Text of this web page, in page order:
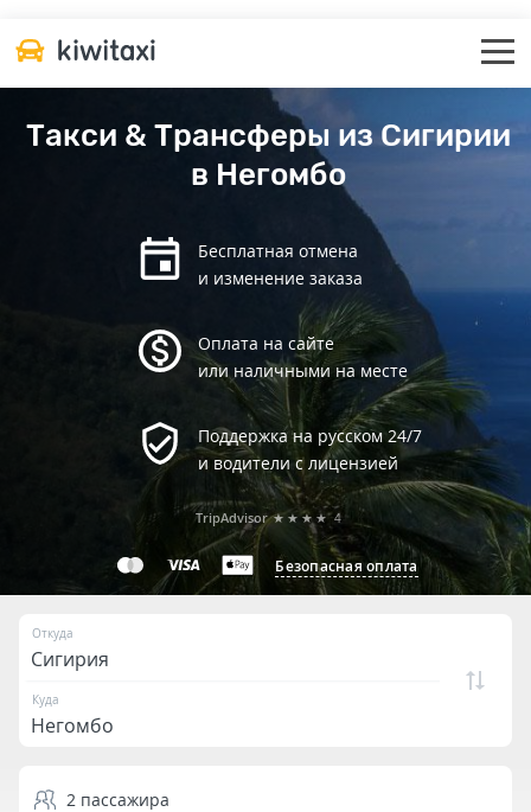
Такси & Трансферы из Сигирии
в Негомбо
Бесплатная отмена
и изменение заказа
Оплата на сайте
или наличными на месте
Поддержка на русском 24/7
и водители с лицензией
Безопасная оплата
TripAdvisor ★★★★ 4
Откуда
Куда
2 пассажира